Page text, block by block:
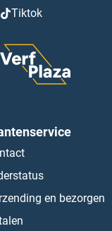
Tiktok
en bezorgen